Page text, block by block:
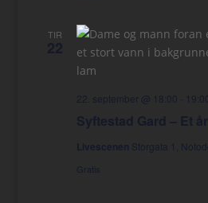
TIR
22
Syftestad Gard – Et
22. september @ 18:00
Livescenen Storgata 1,